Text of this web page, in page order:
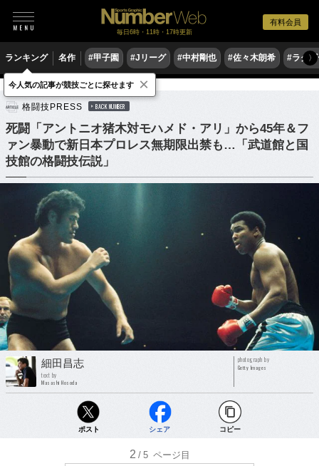
有料会員
毎日6時・11時・17時更新
ランキング 名作 #甲子園 #Jリーグ #中村剛也 #佐々木朗希 #ラグ〉
格闘技 その他
格闘技PRESS BACK NUMBER
死闘「アントニオ猪木対モハメド・アリ」から45年＆フ
ァン暴動で新日本プロレス無期限出禁も…「武道館と国
技館の格闘技伝説」
細田昌志
text by
Masashi Hosoda
photograph by
Getty Images
ポスト シェア コピー
2 /5 ページ目
今人気の記事が競技ごとに探せます ×